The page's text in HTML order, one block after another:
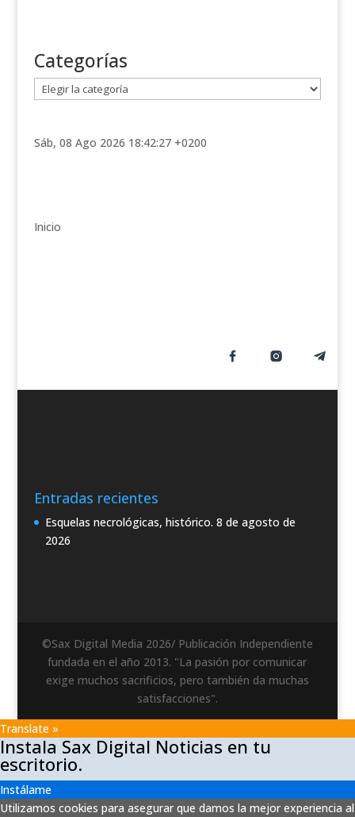
Categorías
a
e
a
Sáb, 08 Ago 2026 18:42:27 +0200
Inicio
Entradas recientes
Esquelas necrológicas, histórico. 8 de agosto de
2026
©Sax Digital Media 2026/ Publicación Independiente
fundada en el año 2013. "La pasión por comunicar
exige muchos sacrificios, pero también da muchas
satisfacciones".
Translate »
Instala Sax Digital Noticias en tu
escritorio.
Instálame
Utilizamos cookies para asegurar que damos la mejor experiencia al